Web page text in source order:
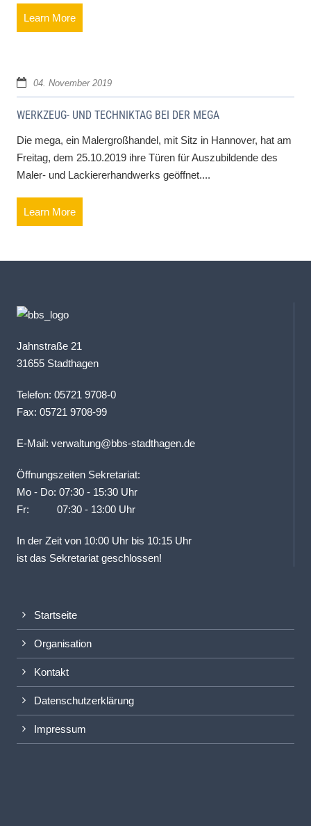
Learn More
04. November 2019
WERKZEUG- UND TECHNIKTAG BEI DER MEGA
Die mega, ein Malergroßhandel, mit Sitz in Hannover, hat am
Freitag, dem 25.10.2019 ihre Türen für Auszubildende des
Maler- und Lackiererhandwerks geöffnet....
Learn More
Jahnstraße 21
31655 Stadthagen
Telefon: 05721 9708-0
Fax: 05721 9708-99
E-Mail: verwaltung@bbs-stadthagen.de
Öffnungszeiten Sekretariat:
Mo - Do: 07:30 - 15:30 Uhr
Fr: 07:30 - 13:00 Uhr
In der Zeit von 10:00 Uhr bis 10:15 Uhr
ist das Sekretariat geschlossen!
Startseite
Organisation
Kontakt
Datenschutzerklärung
Impressum